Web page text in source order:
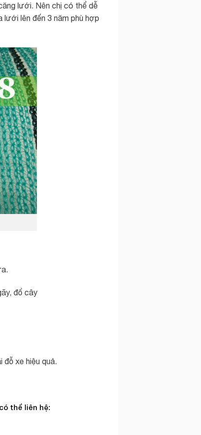
lưới. Nên chị có thể dễ
lên đến 3 năm phù hợp
đổ cây
đỗ xe hiệu quả.
thể liên hệ: